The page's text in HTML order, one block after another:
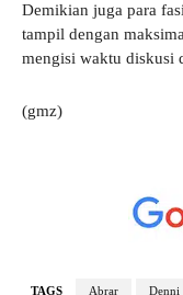
Demikian juga para
tampil dengan
mengisi waktu diskusi
(gmz)
TAGS Abrar Denni